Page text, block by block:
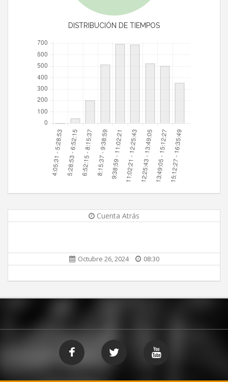
DISTRIBUCIÓN DE TIEMPOS
Cuenta Atrás
Octubre 26, 2024 08:30